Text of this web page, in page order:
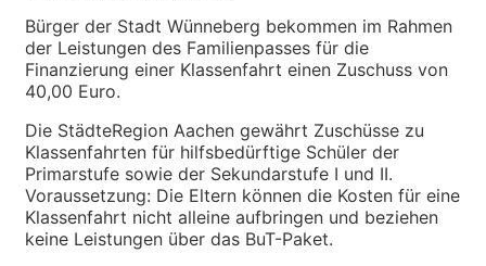
Bürger der Stadt Wünneberg bekommen im Rahmen
der Leistungen des Familienpasses für die
Finanzierung einer Klassenfahrt einen Zuschuss von
40,00 Euro.
Die StädteRegion Aachen gewährt Zuschüsse zu
Klassenfahrten für hilfsbedürftige Schüler der
Primarstufe sowie der Sekundarstufe I und II.
Voraussetzung: Die Eltern können die Kosten für eine
Klassenfahrt nicht alleine aufbringen und beziehen
keine Leistungen über das BuT-Paket.